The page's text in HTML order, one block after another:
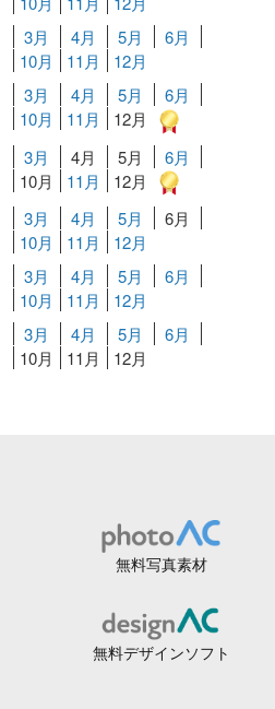
3月 4月 5月
6月
10月 11月 12月
3月 4月 5月
6月
10月 11月 12月
3月 4月 5月
6月
10月 11月 12月
3月 4月 5月
6月
10月 11月 12月
3月 4月 5月
6月
10月 11月 12月
3月 4月 5月
6月
10月 11月 12月
無料写真素材
無料デザインソフト